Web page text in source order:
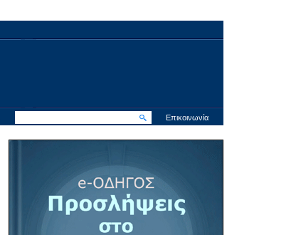
Επικοινωνία